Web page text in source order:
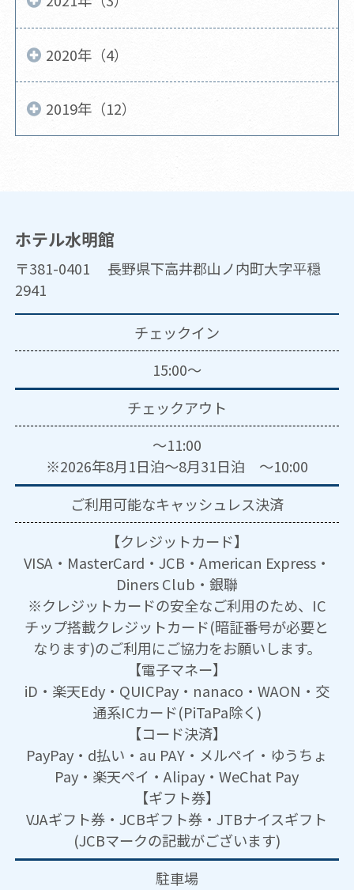
2020年（4）
2019年（12）
ホテル水明館
〒381-0401 長野県下高井郡山ノ内町大字平穏
2941
チェックイン
15:00～
チェックアウト
～11:00
※2026年8月1日泊～8月31日泊 ～10:00
ご利用可能なキャッシュレス決済
【クレジットカード】
VISA・MasterCard・JCB・American Express・
Diners Club・銀聯
※クレジットカードの安全なご利用のため、IC
チップ搭載クレジットカード(暗証番号が必要と
なります)のご利用にご協力をお願いします。
【電子マネー】
iD・楽天Edy・QUICPay・nanaco・WAON・交
通系ICカード(PiTaPa除く)
【コード決済】
PayPay・d払い・au PAY・メルペイ・ゆうちょ
Pay・楽天ペイ・Alipay・WeChat Pay
【ギフト券】
VJAギフト券・JCBギフト券・JTBナイスギフト
(JCBマークの記載がございます)
駐車場